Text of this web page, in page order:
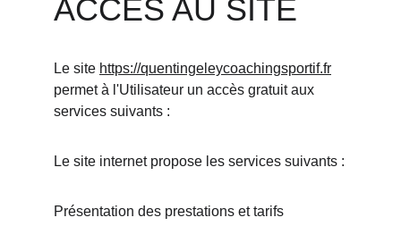
ACCÈS AU SITE
Le site https://quentingeleycoachingsportif.fr
permet à l'Utilisateur un accès gratuit aux
services suivants :
Le site internet propose les services suivants :
Présentation des prestations et tarifs